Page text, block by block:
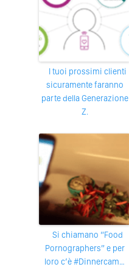
I tuoi prossimi clienti
sicuramente faranno
parte della Generazione
Z.
Si chiamano “Food
Pornographers” e per
loro c’è #Dinnercam…